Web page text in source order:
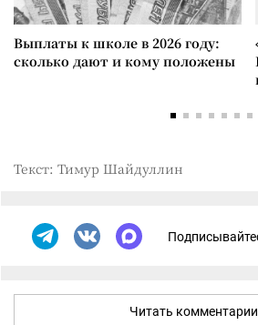
Выплаты к школе в 2026 году:
сколько дают и кому положены
Текст: Тимур Шайдуллин
Читать комментарии